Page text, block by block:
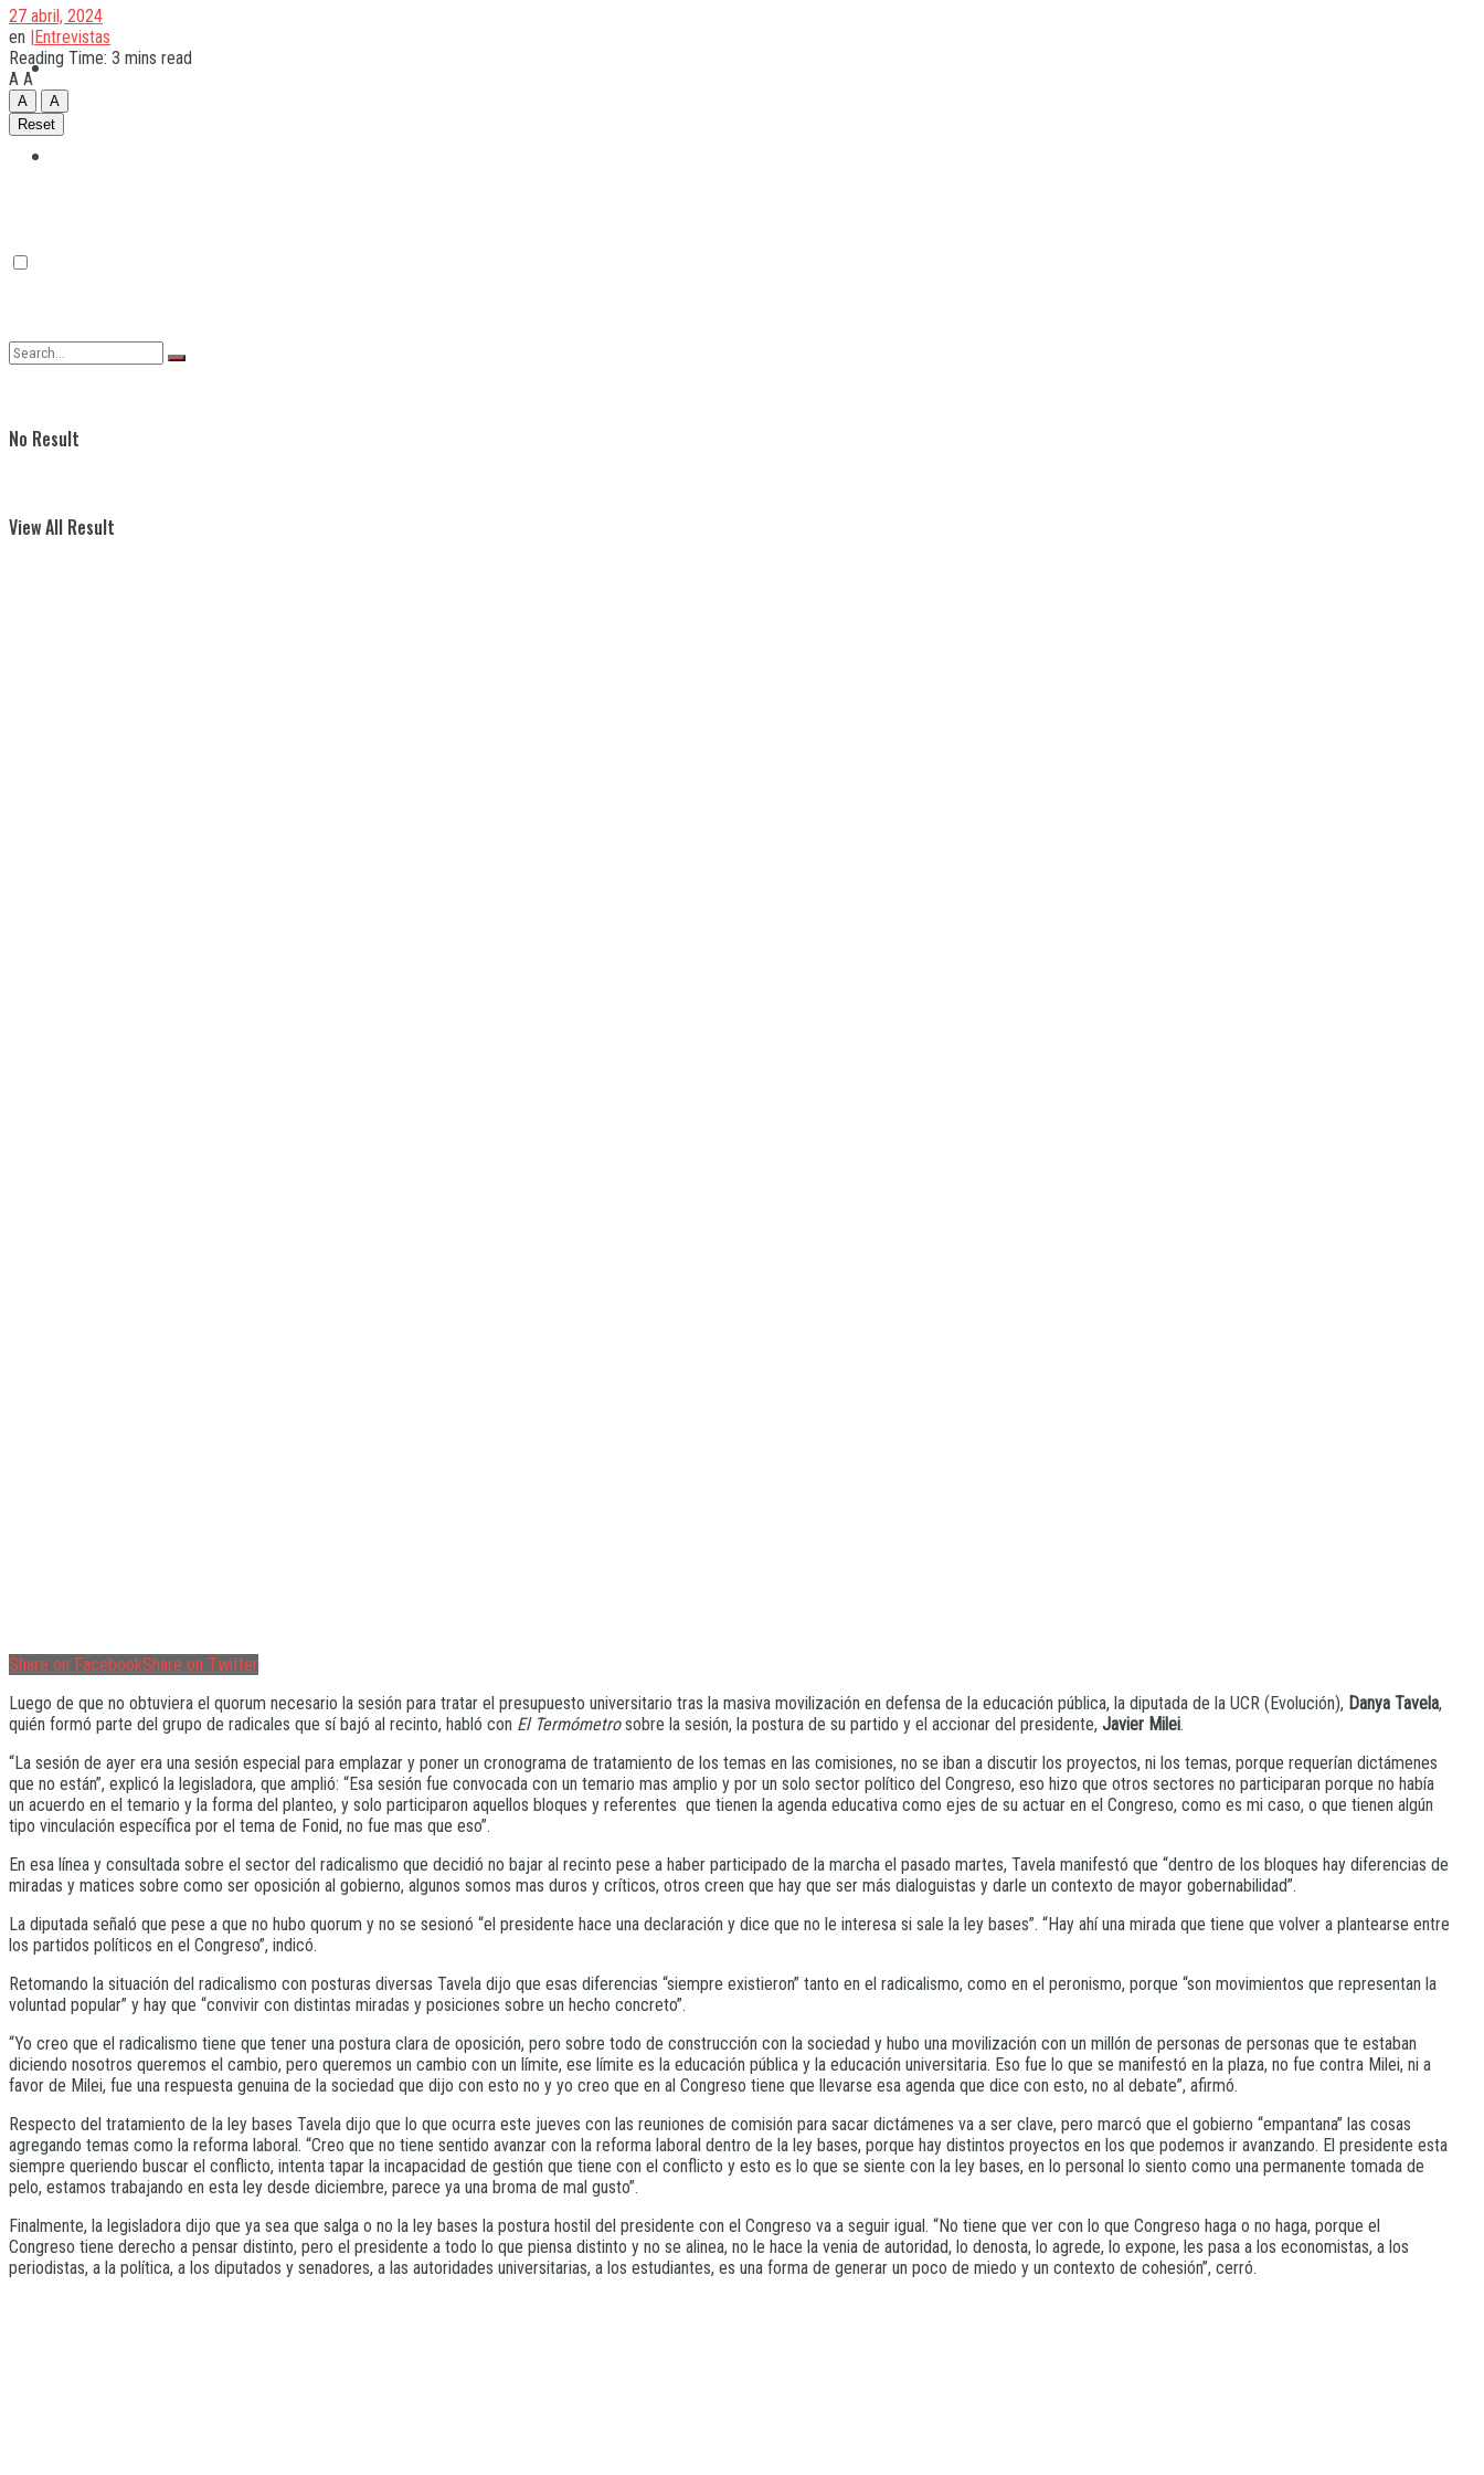
Quilmes
No Result
View All Result
27 abril, 2024
en |Entrevistas
Reading Time: 3 mins read
A A
A
A
Reset
Share on FacebookShare on Twitter
Luego de que no obtuviera el quorum necesario la sesión para tratar el presupuesto universitario tras la masiva movilización en defensa de la educación pública, la diputada de la UCR (Evolución), Danya Tavela,
quién formó parte del grupo de radicales que sí bajó al recinto, habló con El Termómetrosobre la sesión, la postura de su partido y el accionar del presidente, Javier Milei.
“La sesión de ayer era una sesión especial para emplazar y poner un cronograma de tratamiento de los temas en las comisiones, no se iban a discutir los proyectos, ni los temas, porque requerían dictámenes
que no están”, explicó la legisladora, que amplió: “Esa sesión fue convocada con un temario mas amplio y por un solo sector político del Congreso, eso hizo que otros sectores no participaran porque no había
un acuerdo en el temario y la forma del planteo, y solo participaron aquellos bloques y referentes que tienen la agenda educativa como ejes de su actuar en el Congreso, como es mi caso, o que tienen algún
tipo vinculación específica por el tema de Fonid, no fue mas que eso”.
En esa línea y consultada sobre el sector del radicalismo que decidió no bajar al recinto pese a haber participado de la marcha el pasado martes, Tavela manifestó que “dentro de los bloques hay diferencias de
miradas y matices sobre como ser oposición al gobierno, algunos somos mas duros y críticos, otros creen que hay que ser más dialoguistas y darle un contexto de mayor gobernabilidad”.
La diputada señaló que pese a que no hubo quorum y no se sesionó “el presidente hace una declaración y dice que no le interesa si sale la ley bases”. “Hay ahí una mirada que tiene que volver a plantearse entre
los partidos políticos en el Congreso”, indicó.
Retomando la situación del radicalismo con posturas diversas Tavela dijo que esas diferencias “siempre existieron” tanto en el radicalismo, como en el peronismo, porque “son movimientos que representan la
voluntad popular” y hay que “convivir con distintas miradas y posiciones sobre un hecho concreto”.
“Yo creo que el radicalismo tiene que tener una postura clara de oposición, pero sobre todo de construcción con la sociedad y hubo una movilización con un millón de personas de personas que te estaban
diciendo nosotros queremos el cambio, pero queremos un cambio con un límite, ese límite es la educación pública y la educación universitaria. Eso fue lo que se manifestó en la plaza, no fue contra Milei, ni a
favor de Milei, fue una respuesta genuina de la sociedad que dijo con esto no y yo creo que en al Congreso tiene que llevarse esa agenda que dice con esto, no al debate”, afirmó.
Respecto del tratamiento de la ley bases Tavela dijo que lo que ocurra este jueves con las reuniones de comisión para sacar dictámenes va a ser clave, pero marcó que el gobierno “empantana” las cosas
agregando temas como la reforma laboral. “Creo que no tiene sentido avanzar con la reforma laboral dentro de la ley bases, porque hay distintos proyectos en los que podemos ir avanzando. El presidente esta
siempre queriendo buscar el conflicto, intenta tapar la incapacidad de gestión que tiene con el conflicto y esto es lo que se siente con la ley bases, en lo personal lo siento como una permanente tomada de
pelo, estamos trabajando en esta ley desde diciembre, parece ya una broma de mal gusto”.
Finalmente, la legisladora dijo que ya sea que salga o no la ley bases la postura hostil del presidente con el Congreso va a seguir igual. “No tiene que ver con lo que Congreso haga o no haga, porque el
Congreso tiene derecho a pensar distinto, pero el presidente a todo lo que piensa distinto y no se alinea, no le hace la venia de autoridad, lo denosta, lo agrede, lo expone, les pasa a los economistas, a los
periodistas, a la política, a los diputados y senadores, a las autoridades universitarias, a los estudiantes, es una forma de generar un poco de miedo y un contexto de cohesión”, cerró.